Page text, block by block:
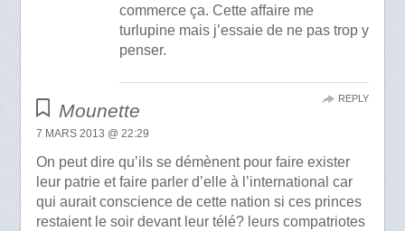
commerce ça. Cette affaire me
turlupine mais j’essaie de ne pas trop y
penser.
Mounette
7 MARS 2013 @ 22:29
On peut dire qu’ils se démènent pour faire exister
leur patrie et faire parler d’elle à l’international car
qui aurait conscience de cette nation si ces princes
restaient le soir devant leur télé? leurs compatriotes
REPLY